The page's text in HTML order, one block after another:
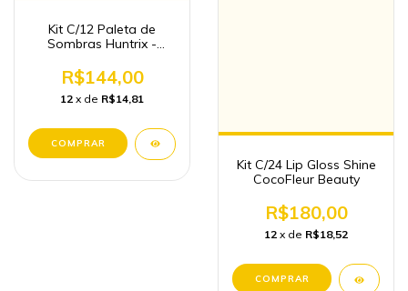
Kit C/12 Paleta de
Sombras Huntrix -
com 9 cores
R$144,00
12 x de R$14,81
Kit C/24 Lip Gloss Shine
CocoFleur Beauty
R$180,00
12 x de R$18,52